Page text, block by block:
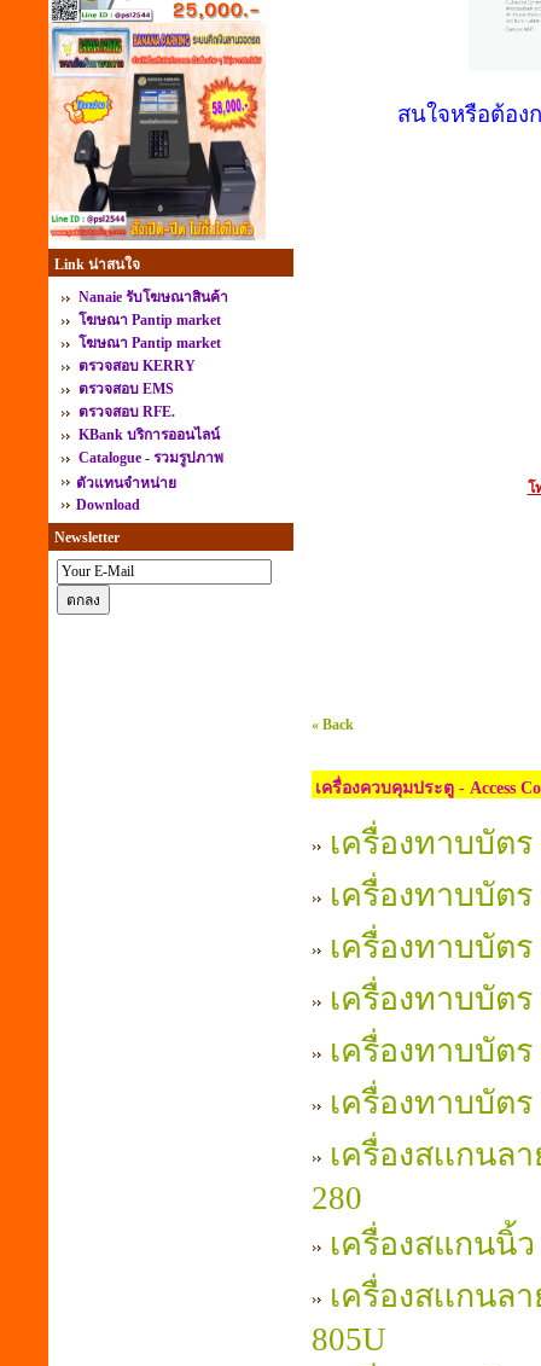
Link น่าสนใจ
Nanaie รับโฆษณาสินค้า
โฆษณา Pantip market
โฆษณา Pantip market
ตรวจสอบ KERRY
ตรวจสอบ EMS
ตรวจสอบ RFE.
KBank บริการออนไลน์
Catalogue - รวมรูปภาพ
ตัวแทนจำหน่าย
Download
Newsletter
สนใจหรือต้อง
โ
« Back
เครื่องควบคุมประตู - Access
เครื่องทาบบัต
เครื่องทาบบัต
เครื่องทาบบัต
เครื่องทาบบัต
เครื่องทาบบัต
เครื่องทาบบัต
เครื่องสเเกน
280
เครื่องสแกนนิ้
เครื่องสเเกน
805U